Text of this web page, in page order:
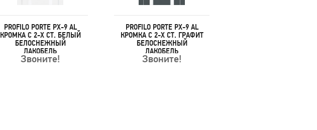
PROFILO PORTE PX-9 AL
КРОМКА С 2-Х СТ. БЕЛЫЙ
БЕЛОСНЕЖНЫЙ
ЛАКОБЕЛЬ
Звоните!
PROFILO PORTE PX-9 AL
КРОМКА С 2-Х СТ. ГРАФИТ
БЕЛОСНЕЖНЫЙ
ЛАКОБЕЛЬ
Звоните!